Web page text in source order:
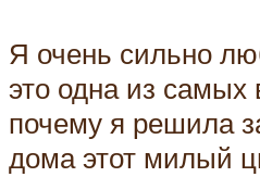
Я очень сильно
это одна из
почему я решила
дома этот милый